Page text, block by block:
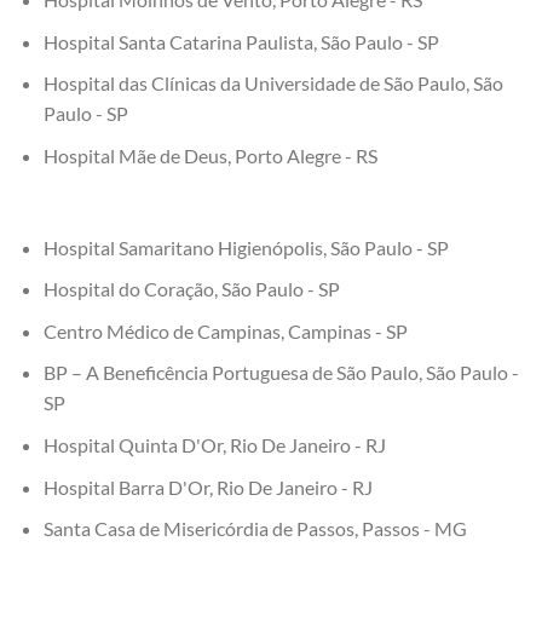
Hospital Santa Catarina Paulista, São Paulo - SP
Hospital das Clínicas da Universidade de São Paulo, São
Paulo - SP
Hospital Mãe de Deus, Porto Alegre - RS
Hospital Samaritano Higienópolis, São Paulo - SP
Hospital do Coração, São Paulo - SP
Centro Médico de Campinas, Campinas - SP
BP – A Beneficência Portuguesa de São Paulo, São Paulo -
SP
Hospital Quinta D'Or, Rio De Janeiro - RJ
Hospital Barra D'Or, Rio De Janeiro - RJ
Santa Casa de Misericórdia de Passos, Passos - MG